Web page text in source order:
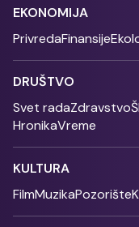
EKONOMIJA
PrivredaFinansije
DRUŠTVO
Svet radaZdravstvo
HronikaVreme
KULTURA
FilmMuzikaPozorište